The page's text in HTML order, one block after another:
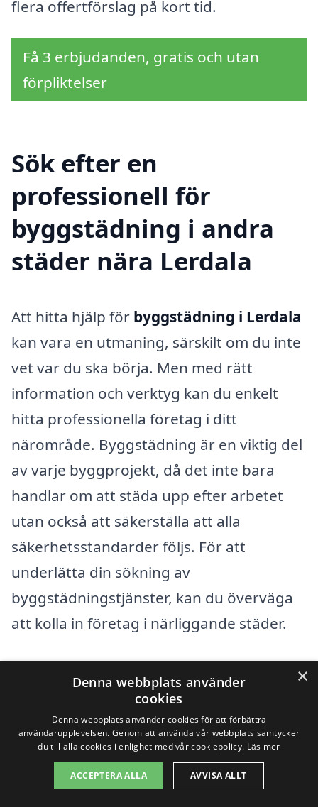
flera offertförslag på kort tid.
Få 3 erbjudanden, gratis och utan
förpliktelser
Sök efter en
professionell för
byggstädning i andra
städer nära Lerdala
Att hitta hjälp för byggstädning i Lerdala
kan vara en utmaning, särskilt om du inte
vet var du ska börja. Men med rätt
information och verktyg kan du enkelt
hitta professionella företag i ditt
närområde. Byggstädning är en viktig del
av varje byggprojekt, då det inte bara
handlar om att städa upp efter arbetet
utan också att säkerställa att alla
säkerhetsstandarder följs. För att
underlätta din sökning av
byggstädningstjänster, kan du överväga
att kolla in företag i närliggande städer.
Några av de städer som ligger nära
Lerdala och som kan erbjuda
professionell byggstädning inkluderar:
Skövde
×
Denna webbplats använder
cookies
Denna webbplats använder cookies för att förbättra
användarupplevelsen. Genom att använda vår webbplats samtycker
du till alla cookies i enlighet med vår cookiepolicy. Läs mer
ACCEPTERA ALLA AVVISA ALLT